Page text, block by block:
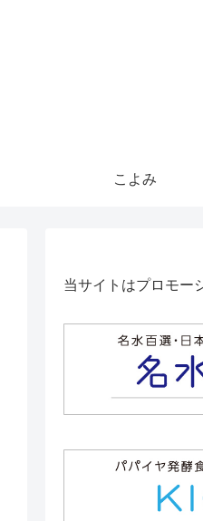
こよみ
当サイトはプロモー